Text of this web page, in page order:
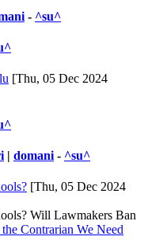
- ^su^
[Thu, 05 Dec 2024
| domani - ^su^
[Thu, 05 Dec 2024
Will Lawmakers Ban
Contrarian We Need